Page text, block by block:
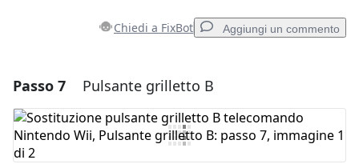
Chiedi a FixBot Aggiungi un commento
Aggiungi un commento
Aggiungi Commento
Passo 7 Pulsante grilletto B